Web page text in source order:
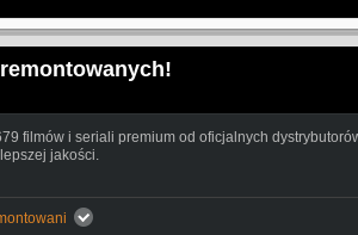
filmów i seriali premium od oficjalnych
jakości.